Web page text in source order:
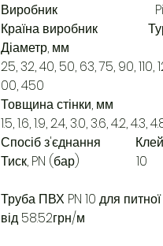
Виробник Pimtas
Країна виробник
Діаметр, мм
25, 32, 40, 50, 63, 75, 90, 110,
00, 450
Товщина стінки, мм
1.5, 1.6, 1.9, 2.4, 3.0, 3.6, 4.2, 4.3,
Спосіб з'єднання
Тиск, PN (бар) 10
Труба ПВХ PN 10 для
від 58.52грн/м